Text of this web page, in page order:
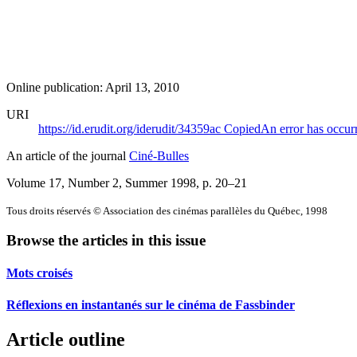
Online publication: April 13, 2010
URI
https://id.erudit.org/iderudit/34359ac CopiedAn error has
An article of the journal Ciné-Bulles
Volume 17, Number 2, Summer 1998, p. 20–21
Tous droits réservés © Association des cinémas parallèles du Québec, 1998
Browse the articles in this issue
Mots croisés
Réflexions en instantanés sur le cinéma de Fassbinder
Article outline